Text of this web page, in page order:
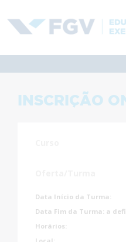
INSCRIÇÃO
Data Início da Turma:
Data Fim da Turma: a
Horários: